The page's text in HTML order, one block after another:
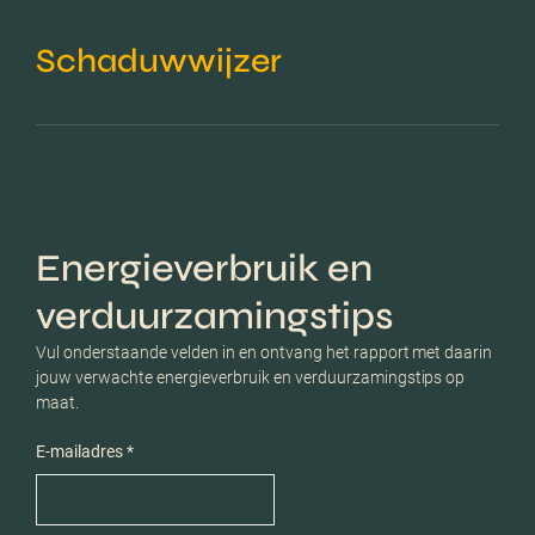
Schaduwwijzer
Energieverbruik en
verduurzamingstips
Vul onderstaande velden in en ontvang het rapport met daarin
jouw verwachte energieverbruik en verduurzamingstips op
maat.
E-mailadres *